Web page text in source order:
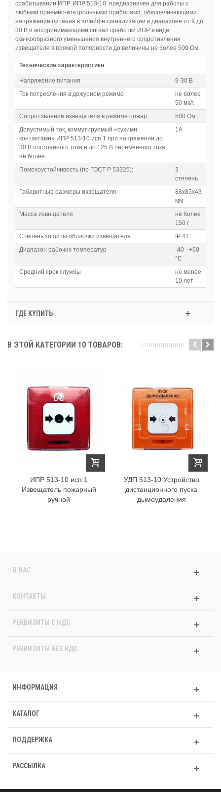
срабатывании ИПР. ИПР 513-10 предназначен для работы с
любыми приемно-контрольными приборами, обеспечивающими
напряжение питания в шлейфе сигнализации в диапазоне от 9 до
30 В и воспринимающими сигнал сработки ИПР в виде
скачкообразного уменьшения внутреннего сопротивления
извещателя в прямой полярности до величины не более 500 Ом.
Технические характеристики
Напряжение питания
9-30 В
Ток потребления в дежурном режиме
не более
50 мкА
Сопротивление извещателя в режиме пожар
500 Ом
Допустимый ток, коммутируемый «сухими
контактами» ИПР 513-10 исп.1 при напряжении до
30 В постоянного тока и до 125 В переменного тока,
не более
1А
Помехоустойчивость (по ГОСТ Р 53325):
3
степень
Габаритные размеры извещателя
88х85х43
мм
Масса извещателя
не более
150 г
Степень защиты оболочки извещателя
IP 41
Диапазон рабочих температур
-40 - +60
°С
Средний срок службы
не менее
10 лет
ГДЕ КУПИТЬ
В ЭТОЙ КАТЕГОРИИ 10 ТОВАРОВ:
ИПР 513-10 исп.1
Извещатель пожарный
ручной
УДП 513-10 Устройство
дистанционного пуска
дымоудаления
О НАС
КОНТАКТЫ
РЕКВИЗИТЫ C НДС
РЕКВИЗИТЫ БЕЗ НДС
ИНФОРМАЦИЯ
КАТАЛОГ
ПОДДЕРЖКА
РАССЫЛКА